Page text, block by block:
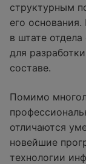
структурным
его
в штате
для
составе.
Помимо
отличаются
новейшие
технологии